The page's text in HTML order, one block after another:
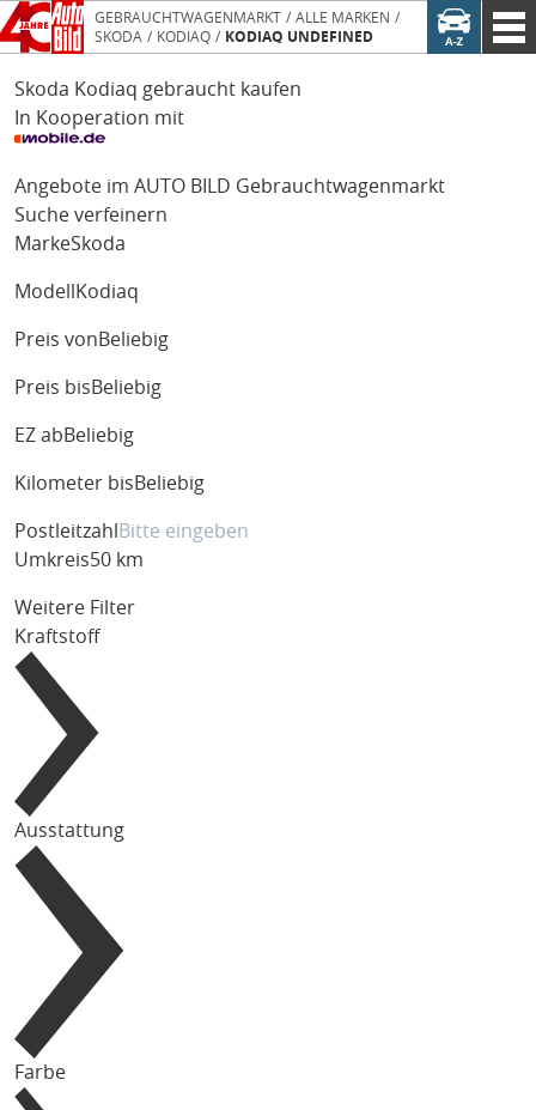
GEBRAUCHTWAGENMARKT
ALLE MARKEN
SKODA
KODIAQ KODIAQ UNDEFINED
Skoda Kodiaq gebraucht kaufen
In Kooperation mit
Angebote im AUTO BILD Gebrauchtwagenmarkt
Suche verfeinern
MarkeSkoda
Modell Kodiaq
Preis von Beliebig
Preis bis Beliebig
EZ ab Beliebig
Kilometer bis Beliebig
Postleitzahl
Umkreis50 km
Weitere Filter
Kraftstoff
Ausstattung
Farbe